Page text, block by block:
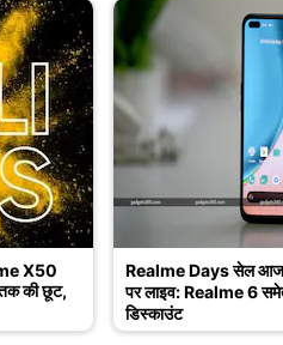
X50
की छूट,
Realme Days सेल
पर लाइव: Realme 6
डिस्काउंट